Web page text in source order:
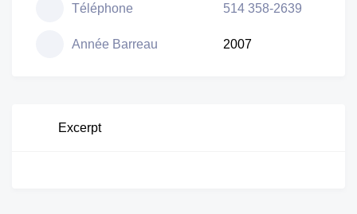
Téléphone 514 358-2639
Année Barreau 2007
Excerpt